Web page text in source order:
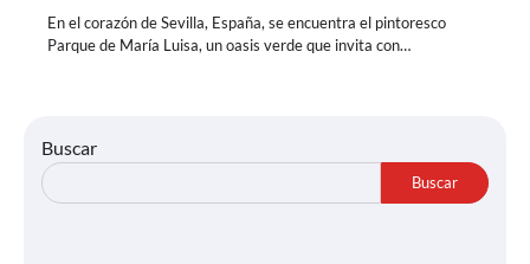
En el corazón de Sevilla, España, se encuentra el pintoresco
Parque de María Luisa, un oasis verde que invita con…
Buscar
Buscar